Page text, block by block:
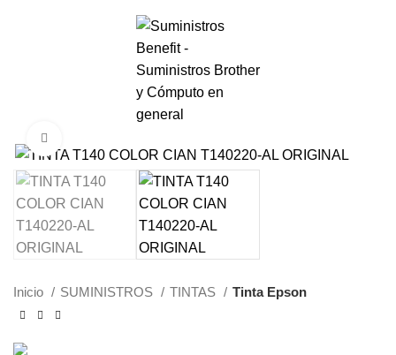
Inicio SUMINISTROS TINTAS Tinta Epson